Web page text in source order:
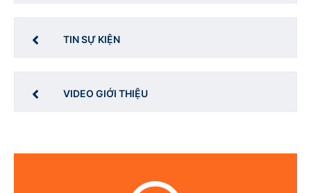
TIN SỰ KIỆN
VIDEO GIỚI THIỆU